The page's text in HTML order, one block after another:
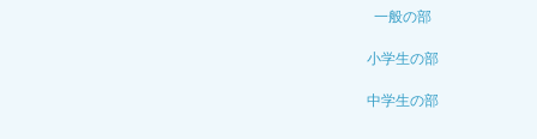
一般の部
小学生の部
中学生の部